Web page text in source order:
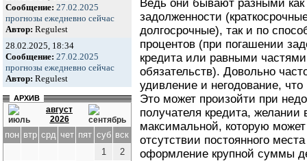
Сообщение: 27.02.2025
прогнозы ежедневно сейчас
Автор: Regulest
28.02.2025, 18:34
Сообщение: 27.02.2025
прогнозы ежедневно сейчас
Автор: Regulest
АРХИВ
август
2026
пон втр срд чет пят суб вск
1
2
Ведь они бывают разными
задолженности
долгосрочные), так и по
процентов (при погашении
кредита или равными
обязательств). Довольно
удивление и негодование,
Это может произойти при
получателя кредита,
максимальной, которую
отсутствии постоянного
оформление крупной суммы